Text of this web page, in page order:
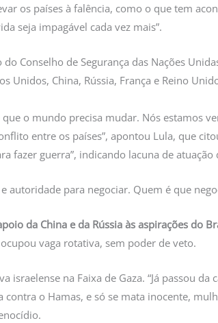
os países à falência, como o que tem
seja impagável cada vez mais”.
Conselho de Segurança das Nações
Unidos, China, Rússia, França e Reino
o mundo precisa mudar. Nós estamos
entre os países”, apontou Lula, que
fazer guerra”, indicando lacuna de atuação
autoridade para negociar. Quem é que
da China e da Rússia às aspirações do
vaga rotativa, sem poder de veto.
israelense na Faixa de Gaza. “Já passou
o Hamas, e só se mata inocente,